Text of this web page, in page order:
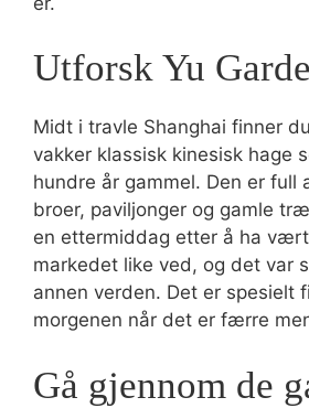
Utforsk Yu
Midt i travle Shanghai finner
vakker klassisk kinesisk hage
hundre år gammel. Den er full
broer, paviljonger og gamle
en ettermiddag etter å ha
markedet like ved, og det var
annen verden. Det er spesielt
morgenen når det er færre
Gå gjennom de